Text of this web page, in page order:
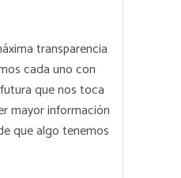
transparencia
cada uno con
que nos toca
mayor información
que algo tenemos